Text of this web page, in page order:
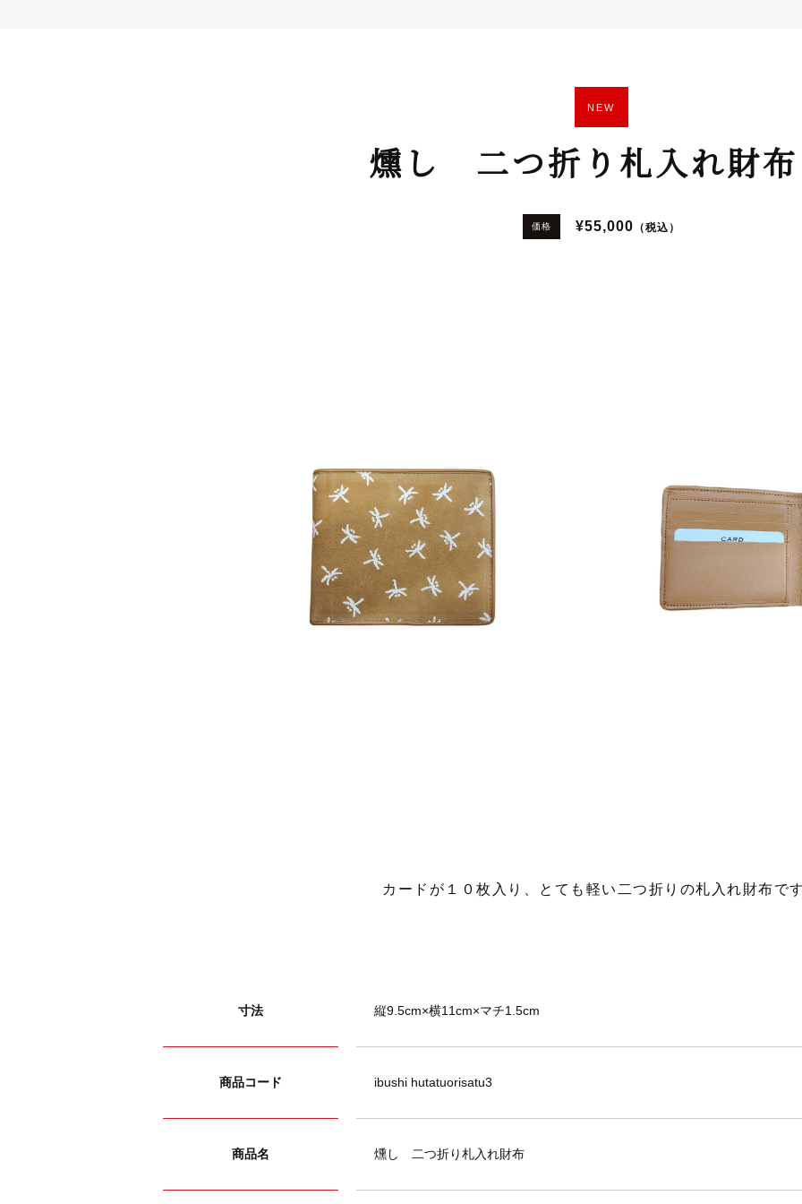
NEW
燻し 二つ折り札入れ財
価格 ¥55,000 （税込）
カードが１０枚入り、とても軽い二つ折りの札入れ財布で
寸法 縦9.5cm×横11cm×マチ1.5cm
商品コード ibushi hutatuorisatu3
商品名 燻し 二つ折り札入れ財布